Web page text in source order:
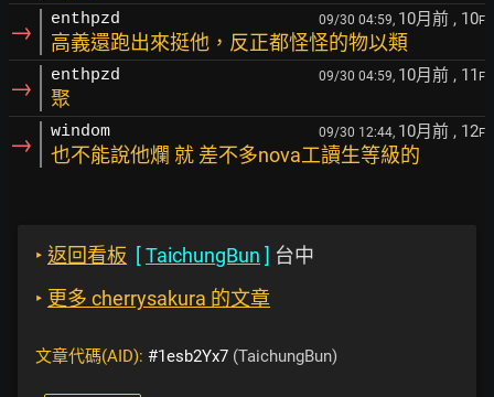
→ enthpzd 09/30 04:59, 10月前 , 10F
高義還跑出來挺他，反正都怪怪的物以類
→ enthpzd 09/30 04:59, 10月前 , 11 F
聚
→ windom 09/30 12:44, 10月前 , 12F
也不能說他爛 就 差不多nova工讀生等級的
‣ 返回看板 [TaichungBun ] 台中
‣ 更多 cherrysakura 的文章
文章代碼(AID): #1esb2Yx7 (TaichungBun)